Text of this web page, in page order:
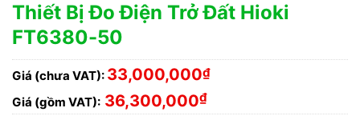
Thiết Bị Đo Điện Trở Đất Hioki
FT6380-50
Giá (chưa VAT): 33,000,000₫
Giá (gồm VAT): 36,300,000₫